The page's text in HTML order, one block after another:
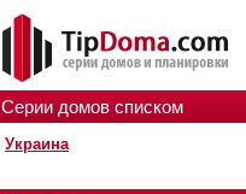
Серии домов списком
Украина